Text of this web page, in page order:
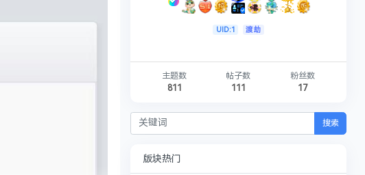
UID:1 渡劫
主题数
811
帖子数
111
粉丝数
17
搜索
版块热门